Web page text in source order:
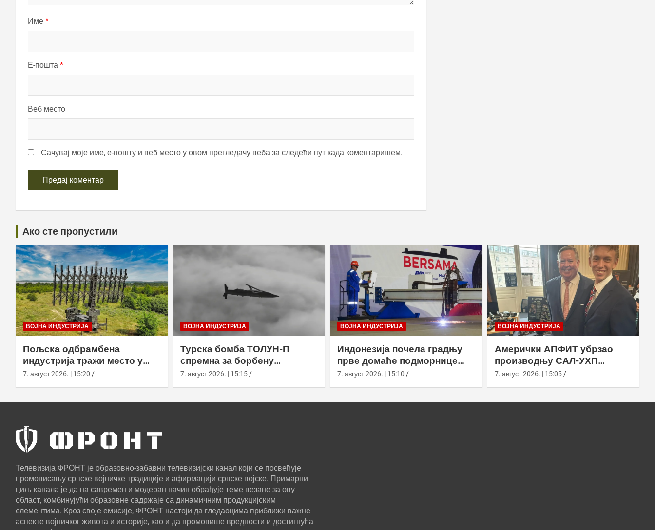
Име *
Е-пошта *
Веб место
Сачувај моје име, е-пошту и веб место у овом прегледачу веба за следећи пут када коментаришем.
Ако сте пропустили
ВОЈНА ИНДУСТРИЈА
Пољска одбрамбена
индустрија тражи место у
европском противракетном
7. август 2026. | 15:20
ВОЈНА ИНДУСТРИЈА
Турска бомба ТОЛУН-П
спремна за борбену
употребу
7. август 2026. | 15:15
ВОЈНА ИНДУСТРИЈА
Индонезија почела градњу
прве домаће подморнице
класе Сцорпèне
7. август 2026. | 15:10
ВОЈНА ИНДУСТРИЈА
Амерички АПФИТ убрзао
производњу САЛ-УХП
ласера за УССОЦОМ
7. август 2026. | 15:05
Телевизија ФРОНТ је образовно-забавни телевизијски канал који се посвећује
промовисању српске војничке традиције и афирмацији српске војске. Примарни
циљ канала је да на савремен и модеран начин обрађује теме везане за ову
област, комбинујући образовне садржаје са динамичним продукцијским
елементима. Кроз своје емисије, ФРОНТ настоји да гледаоцима приближи важне
аспекте војничког живота и историје, као и да промовише вредности и достигнућа